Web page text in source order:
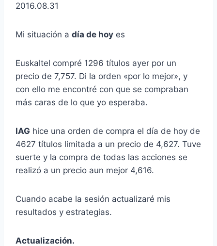
2016.08.31
Mi situación a día de hoy es
Euskaltel compré 1296 títulos ayer por un
precio de 7,757. Di la orden «por lo mejor», y
con ello me encontré con que se compraban
más caras de lo que yo esperaba.
IAG hice una orden de compra el día de hoy de
4627 títulos limitada a un precio de 4,627. Tuve
suerte y la compra de todas las acciones se
realizó a un precio aun mejor 4,616.
Cuando acabe la sesión actualizaré mis
resultados y estrategias.
Actualización.